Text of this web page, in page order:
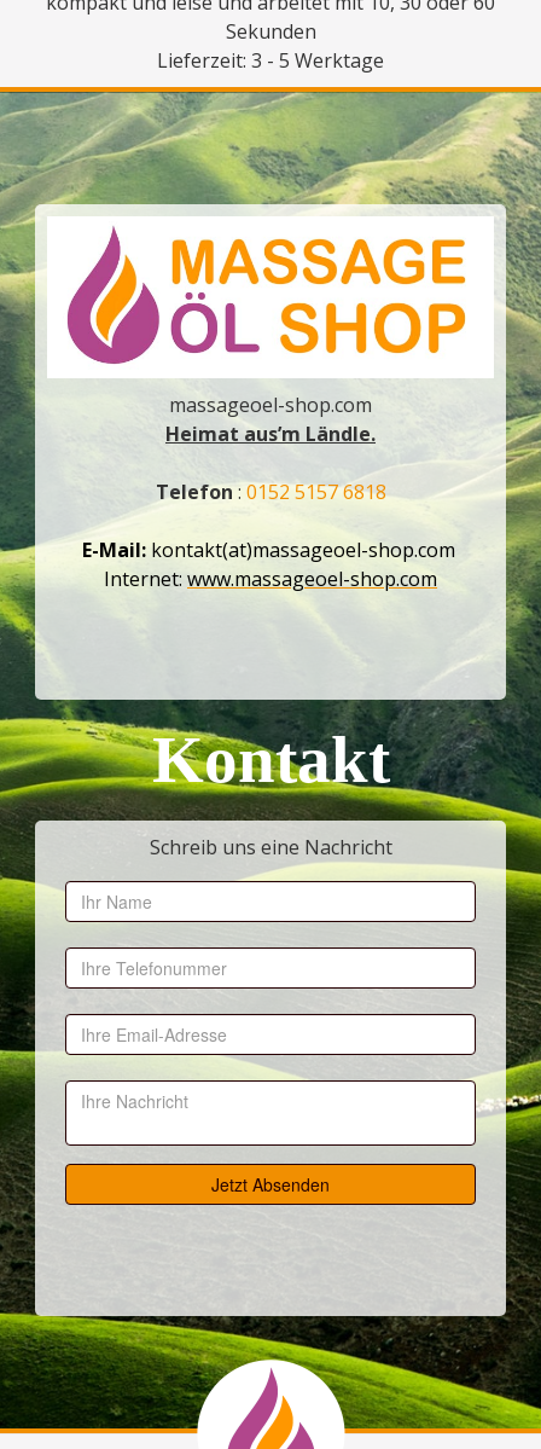
Sekunden
Lieferzeit: 3 - 5 Werktage
massageoel-shop.com
Heimat aus’m Ländle.
Telefon: 0152 5157 6818
E-Mail: kontakt(at)massageoel-shop.com
Internet: www.massageoel-shop.com
Kontakt
Schreib uns eine Nachricht